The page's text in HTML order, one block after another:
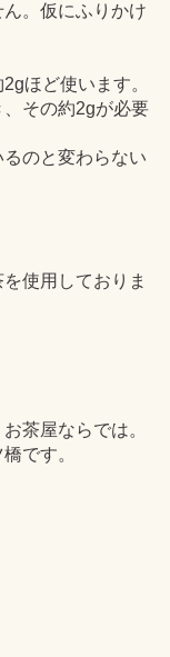
。仮にふりかけ
ほど使います。
その約2gが必要
のと変わらない
使用しておりま
茶屋ならでは。
です。